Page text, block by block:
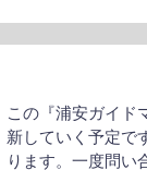
この『浦安ガイド
新していく予定で
ります。一度問い